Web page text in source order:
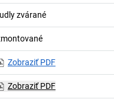
zvárané
Zobraziť PDF
Zobraziť PDF